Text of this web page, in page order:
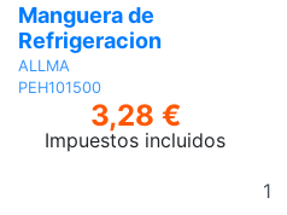
Manguera de
Refrigeracion
ALLMA
PEH101500
3,28 €
Impuestos incluidos